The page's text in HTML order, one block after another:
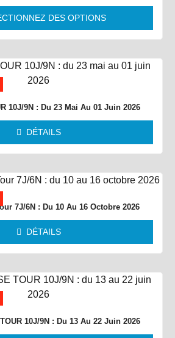
DES OPTIONS
10J/9N : Du 23 Mai Au 01 Juin 2026
DÉTAILS
7J/6N : Du 10 Au 16 Octobre 2026
DÉTAILS
10J/9N : Du 13 Au 22 Juin 2026